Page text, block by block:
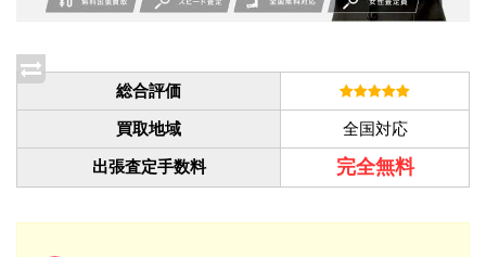
総合評価
買取地域
全国対応
出張査定手数料
完全無料